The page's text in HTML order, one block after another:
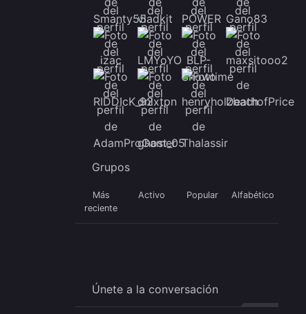
Grupos
Más
reciente
Activo Popular Alfabético
Únete a la conversación